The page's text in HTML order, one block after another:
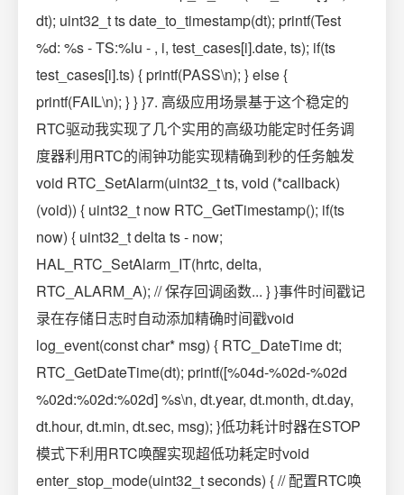
dt); uint32_t ts date_to_timestamp(dt); printf(Test
%d: %s - TS:%lu - , i, test_cases[i].date, ts); if(ts
test_cases[i].ts) { printf(PASS\n); } else {
printf(FAIL\n); } } }7. 高级应用场景基于这个稳定的
RTC驱动我实现了几个实用的高级功能定时任务调
度器利用RTC的闹钟功能实现精确到秒的任务触发
void RTC_SetAlarm(uint32_t ts, void (*callback)
(void)) { uint32_t now RTC_GetTimestamp(); if(ts
now) { uint32_t delta ts - now;
HAL_RTC_SetAlarm_IT(hrtc, delta,
RTC_ALARM_A); // 保存回调函数... } }事件时间戳记
录在存储日志时自动添加精确时间戳void
log_event(const char* msg) { RTC_DateTime dt;
RTC_GetDateTime(dt); printf([%04d-%02d-%02d
%02d:%02d:%02d] %s\n, dt.year, dt.month, dt.day,
dt.hour, dt.min, dt.sec, msg); }低功耗计时器在STOP
模式下利用RTC唤醒实现超低功耗定时void
enter_stop_mode(uint32_t seconds) { // 配置RTC唤